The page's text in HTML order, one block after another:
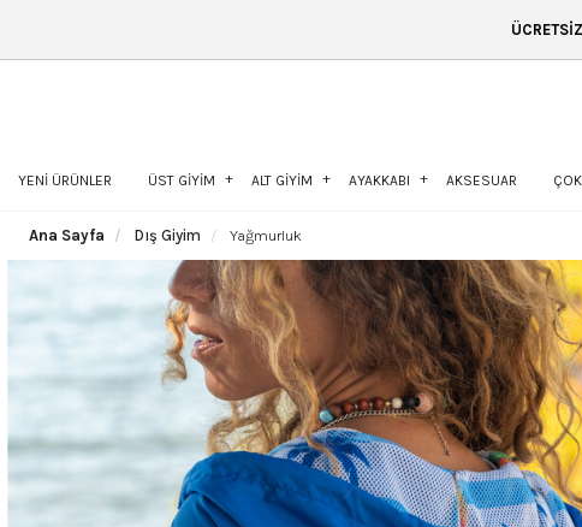
ÜCRETSİZ KARGO & 14 GÜN
YENİ ÜRÜNLER ÜST GİYİM ALT GİYİM AYAKKABI AKSESUAR
Ana Sayfa Dış Giyim Yağmurluk